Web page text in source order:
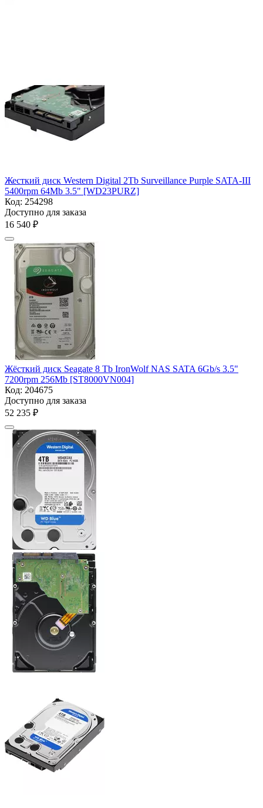
Жесткий диск Western Digital 2Tb Surveillance Purple SATA-III
5400rpm 64Mb 3.5" [WD23PURZ]
Код: 254298
Доступно для заказа
16 540 ₽
Жёсткий диск Seagate 8 Tb IronWolf NAS SATA 6Gb/s 3.5"
7200rpm 256Mb [ST8000VN004]
Код: 204675
Доступно для заказа
52 235 ₽